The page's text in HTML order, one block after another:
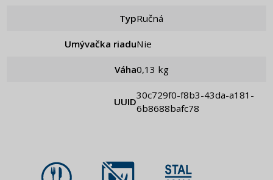
Typ Ručná
Umývačka riadu Nie
Váha 0,13 kg
UUID
30c729f0-f8b3-43da-a181-
6b8688bafc78